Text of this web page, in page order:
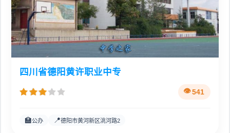
四川省德阳黄许职业中专
541
🏫公办 📍德阳市黄河新区洮河路2